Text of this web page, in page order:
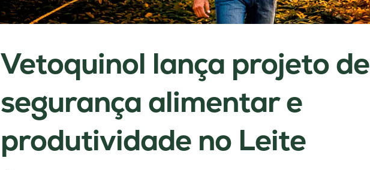
Vetoquinol lança projeto de
segurança alimentar e
produtividade no Leite